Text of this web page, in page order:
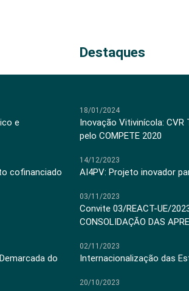
Destaques
e
cofinanciado
do
18/01/2024
Inovação Vitivinícola:
pelo COMPETE 2020
14/12/2023
AI4PV: Projeto inovador
03/11/2023
Convite 03/REACT-UE/
CONSOLIDAÇÃO DAS
02/11/2023
Internacionalização das
20/10/2023